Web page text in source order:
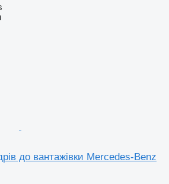
до вантажівки Mercedes-Benz